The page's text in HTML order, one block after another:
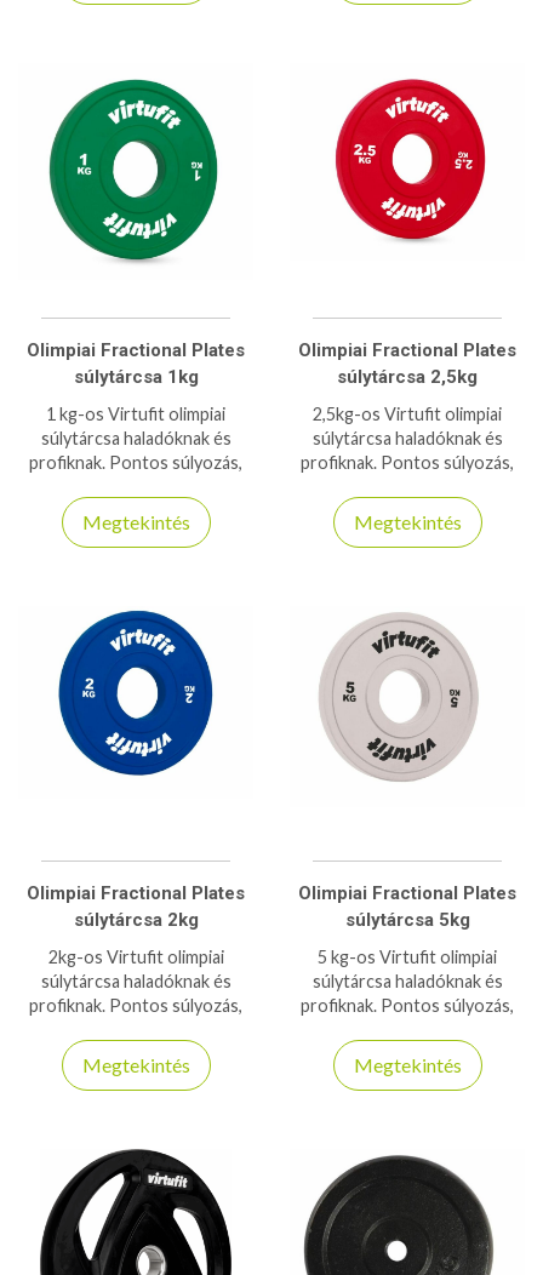
Olimpiai Fractional Plates
súlytárcsa 1kg
1 kg-os Virtufit olimpiai
súlytárcsa haladóknak és
profiknak. Pontos súlyozás,
minden 50 mm-es rúdhoz.
Megtekintés
Olimpiai Fractional Plates
súlytárcsa 2,5kg
2,5kg-os Virtufit olimpiai
súlytárcsa haladóknak és
profiknak. Pontos súlyozás,
minden 50 mm-es rúdhoz.
Megtekintés
Olimpiai Fractional Plates
súlytárcsa 2kg
2kg-os Virtufit olimpiai
súlytárcsa haladóknak és
profiknak. Pontos súlyozás,
minden 50 mm-es rúdhoz.
Megtekintés
Olimpiai Fractional Plates
súlytárcsa 5kg
5 kg-os Virtufit olimpiai
súlytárcsa haladóknak és
profiknak. Pontos súlyozás,
minden 50 mm-es rúdhoz.
Megtekintés